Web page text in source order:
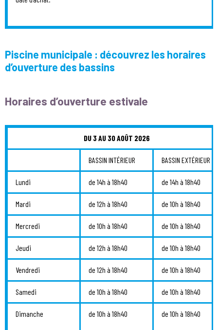
Piscine municipale : découvrez les horaires
d’ouverture des bassins
Horaires d’ouverture estivale
DU 3 AU 30 AOÛT 2026
BASSIN INTÉRIEUR BASSIN EXTÉRIEUR
Lundi de 14h à 18h40 de 14h à 18h40
Mardi de 12h à 18h40 de 10h à 18h40
Mercredi de 10h à 18h40 de 10h à 18h40
Jeudi de 12h à 18h40 de 10h à 18h40
Vendredi de 12h à 18h40 de 10h à 18h40
Samedi de 10h à 18h40 de 10h à 18h40
Dimanche de 10h à 18h40 de 10h à 18h40